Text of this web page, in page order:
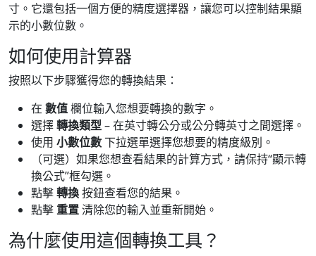
寸。它還包括一個方便的精度選擇器，讓您可以控制結果顯
示的小數位數。
如何使用計算器
按照以下步驟獲得您的轉換結果：
在 數值欄位輸入您想要轉換的數字。
選擇轉換類型– 在英寸轉公分或公分轉英寸之間選擇。
使用 小數位數下拉選單選擇您想要的精度級別。
（可選）如果您想查看結果的計算方式，請保持“顯示轉
換公式”框勾選。
點擊轉換按鈕查看您的結果。
點擊重置清除您的輸入並重新開始。
為什麼使用這個轉換工具？